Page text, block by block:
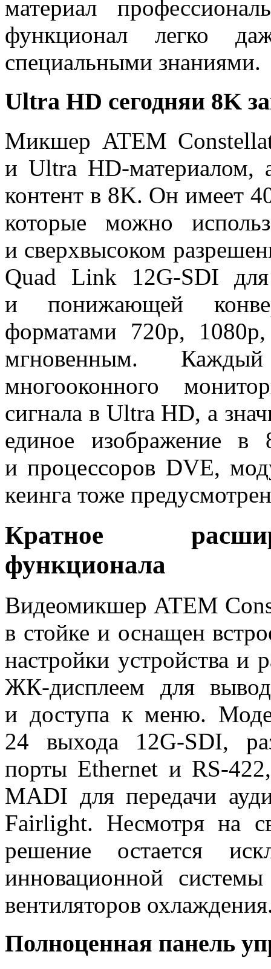
материал
функционал легко
специальными знаниями.
Ultra HD сегодняи 8K
Микшер ATEM
и Ultra HD-материалом,
контент в 8K. Он имеет
которые можно
и сверхвысоком
Quad Link 12G-SDI
и понижающей
форматами 720p,
мгновенным.
многооконного
сигнала в Ultra HD, а
единое изображение
и процессоров DVE,
кеинга тоже
Кратное
функционала
Видеомикшер ATEM
в стойке и оснащен
настройки устройства
ЖК-дисплеем для
и доступа к меню.
24 выхода 12G‑SDI,
порты Ethernet и RS-
MADI для передачи
Fairlight. Несмотря на
решение остается
инновационной
вентиляторов
Полноценная панель